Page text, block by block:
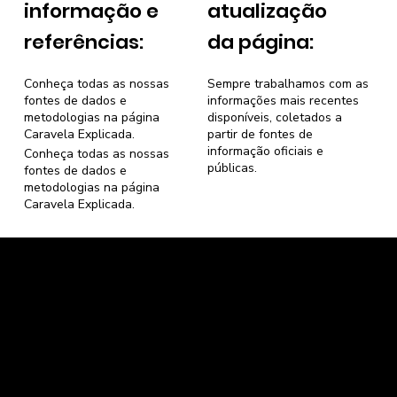
informação e
referências:
atualização
da página:
Sempre trabalhamos com as
informações mais recentes
disponíveis, coletados a
partir de fontes de
informação oficiais e
públicas.
Conheça todas as nossas
fontes de dados e
metodologias na página
Caravela Explicada.
Conheça todas as nossas
fontes de dados e
metodologias na página
Caravela Explicada.